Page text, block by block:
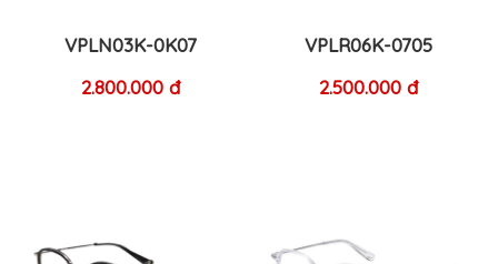
VPLN03K-0K07
2.800.000 đ
VPLR06K-0705
2.500.000 đ